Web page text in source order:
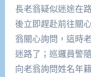
長老翁疑似迷途在
後立即趕赴前往關
翁關心詢問，這時
迷路了；巡邏員警
向老翁詢問姓名年